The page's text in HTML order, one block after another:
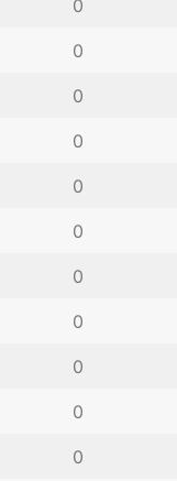
0
0
0
0
0
0
0
0
0
0
0